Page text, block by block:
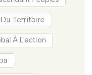
Territoire
À L'action